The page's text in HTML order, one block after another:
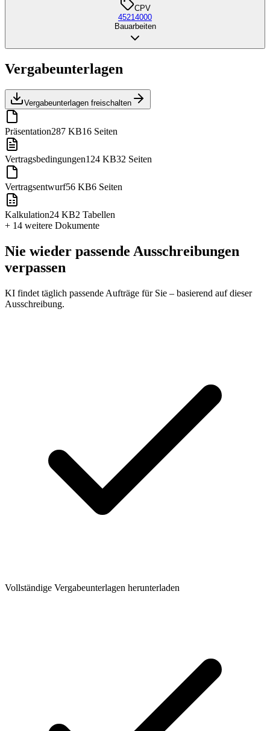
CPV
45214000
Bauarbeiten
Vergabeunterlagen
Vergabeunterlagen freischalten
Präsentation287 KB16 Seiten
Vertragsbedingungen124 KB32 Seiten
Vertragsentwurf56 KB6 Seiten
Kalkulation24 KB2 Tabellen
+ 14 weitere Dokumente
Nie wieder passende Ausschreibungen
verpassen
KI findet täglich passende Aufträge für Sie – basierend auf dieser
Ausschreibung.
Vollständige Vergabeunterlagen herunterladen